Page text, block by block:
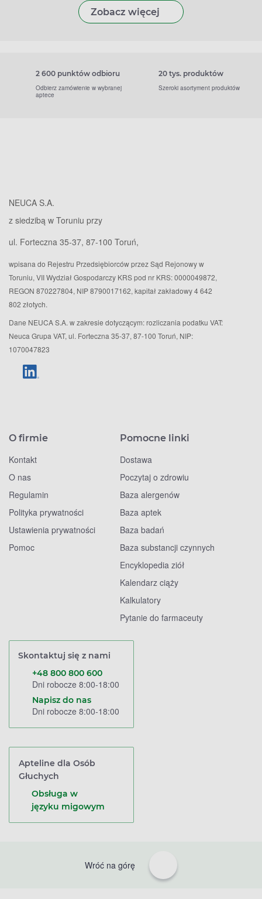
Zobacz więcej
2 600 punktów odbioru
Odbierz zamówienie w wybranej
aptece
20 tys. produktów
Szeroki asortyment produktów
NEUCA S.A.
z siedzibą w Toruniu przy
ul. Forteczna 35-37, 87-100 Toruń,
wpisana do Rejestru Przedsiębiorców przez Sąd Rejonowy w
Toruniu, VII Wydział Gospodarczy KRS pod nr KRS: 0000049872,
REGON 870227804, NIP 8790017162, kapitał zakładowy 4 642
802 złotych.
Dane NEUCA S.A. w zakresie dotyczącym: rozliczania podatku VAT:
Neuca Grupa VAT, ul. Forteczna 35-37, 87-100 Toruń, NIP:
1070047823
O firmie
Kontakt
O nas
Regulamin
Polityka prywatności
Ustawienia prywatności
Pomoc
Pomocne linki
Dostawa
Poczytaj o zdrowiu
Baza alergenów
Baza aptek
Baza badań
Baza substancji czynnych
Encyklopedia ziół
Kalendarz ciąży
Kalkulatory
Pytanie do farmaceuty
Skontaktuj się z nami
+48 800 800 600
Dni robocze 8:00-18:00
Napisz do nas
Dni robocze 8:00-18:00
Apteline dla Osób
Głuchych
Obsługa w
języku migowym
Wróć na górę